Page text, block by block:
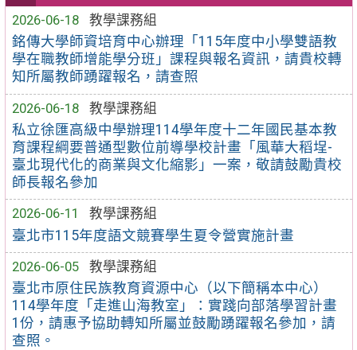
2026-06-18
教學課務組
銘傳大學師資培育中心辦理「115年度中小學雙語教
學在職教師增能學分班」課程與報名資訊，請貴校轉
知所屬教師踴躍報名，請查照
2026-06-18
教學課務組
私立徐匯高級中學辦理114學年度十二年國民基本教
育課程綱要普通型數位前導學校計畫「風華大稻埕-
臺北現代化的商業與文化縮影」一案，敬請鼓勵貴校
師長報名參加
2026-06-11
教學課務組
臺北市115年度語文競賽學生夏令營實施計畫
2026-06-05
教學課務組
臺北市原住民族教育資源中心（以下簡稱本中心）
114學年度「走進山海教室」：實踐向部落學習計畫
1份，請惠予協助轉知所屬並鼓勵踴躍報名參加，請
查照。